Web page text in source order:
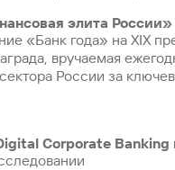
элита России»
«Банк года» на XIX
вручаемая
России за
Corporate Banking